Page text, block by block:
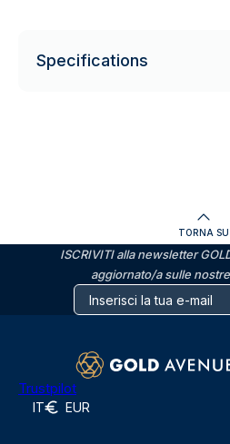
Specifications
TORNA SU
ISCRIVITI alla newsletter
aggiornato/a sulle
Trustpilot
IT EUR